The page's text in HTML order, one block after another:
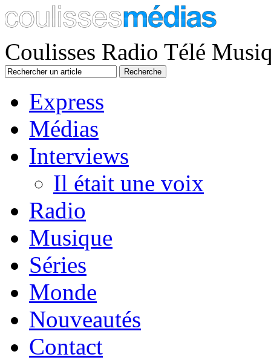
Coulisses Radio Télé
Express
Médias
Interviews
Il était une voix
Radio
Musique
Séries
Monde
Nouveautés
Contact